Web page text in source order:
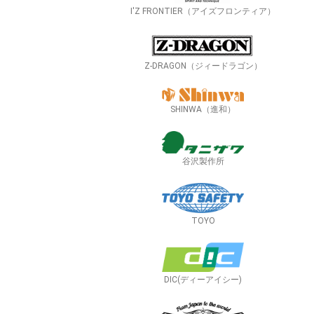
I'Z FRONTIER（アイズフロンティア）
Z-DRAGON（ジィードラゴン）
SHINWA（進和）
谷沢製作所
TOYO
DIC(ディーアイシー)